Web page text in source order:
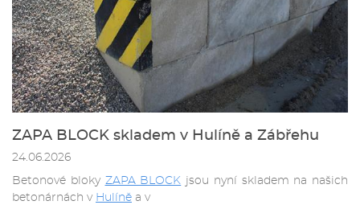
ZAPA BLOCK skladem v Hulíně a Zábřehu
24.06.2026
Betonové bloky ZAPA BLOCK jsou nyní skladem na našich
betonárnách v Hulíně a v